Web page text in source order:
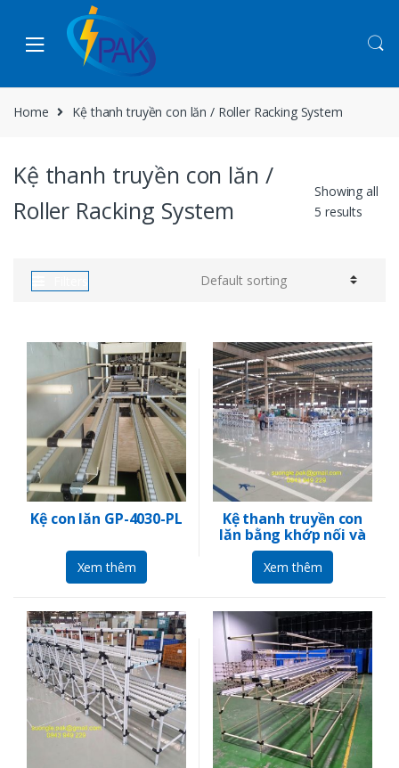
Skip to navigation
Home Kệ thanh truyền con lăn / Roller Racking System
Kệ thanh truyền con lăn /
Roller Racking System
Showing all
5 results
Kệ con lăn GP-4030-PL
Xem thêm
Kệ thanh truyền con
lăn bằng khớp nối và
ống ABS
Xem thêm